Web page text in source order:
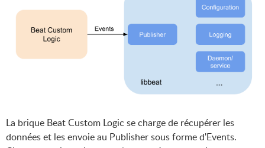
La brique Beat Custom Logic se charge de récupérer les
données et les envoie au Publisher sous forme d'Events.